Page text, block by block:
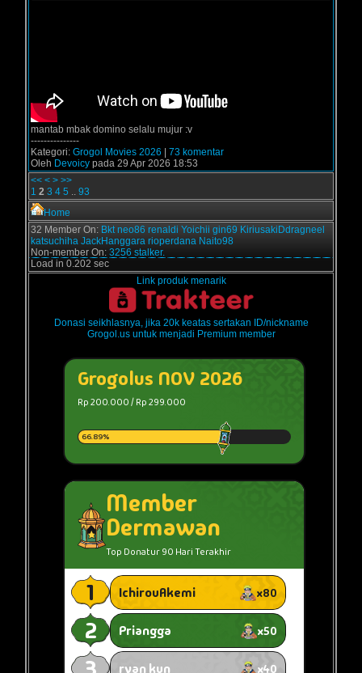
mantab mbak domino selalu mujur :v
---------------
Kategori: Grogol Movies 2026
73 komentar
Oleh Devoicy pada 29 Apr 2026 18:53
<< < > >>
1 2 3 4 5 .. 93
Home
32 Member On: Bkt neo86 renaldi Yoichii gin69 KiriusakiDdragneel
katsuchiha JackHanggara rioperdana Naito98
Non-member On: 3256 stalker.
Load in 0.202 sec
Link produk menarik
Donasi seikhlasnya, jika 20k keatas sertakan ID/nickname
Grogol.us untuk menjadi Premium member